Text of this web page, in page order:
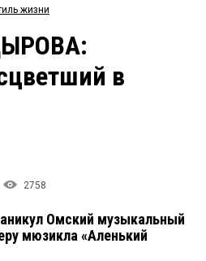
Рейтинги
Блоги
жизни
в
2758
Омский музыкальный
мюзикла «Аленький